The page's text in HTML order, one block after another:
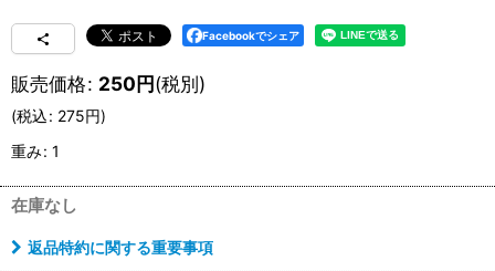
Facebookでシェア
販売価格: 250円(税別)
(税込: 275円)
重み: 1
在庫なし
返品特約に関する重要事項